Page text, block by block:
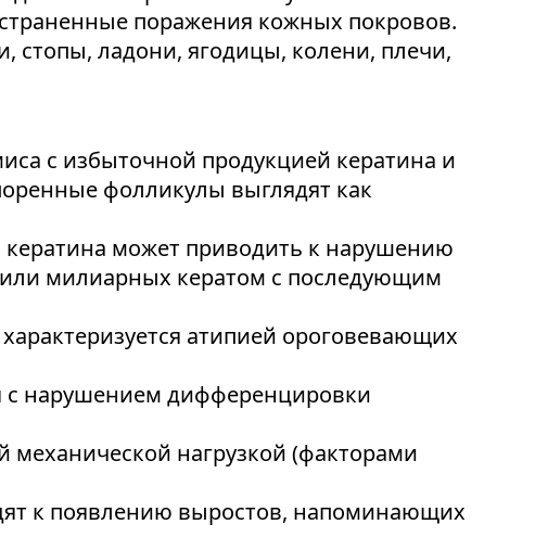
поражения кожных покровов.
стопы, ладони, ягодицы, колени, плечи,
с избыточной продукцией кератина и
фолликулы выглядят как
может приводить к нарушению
милиарных кератом с последующим
атипией ороговевающих
с нарушением дифференцировки
нагрузкой (факторами
к появлению выростов, напоминающих